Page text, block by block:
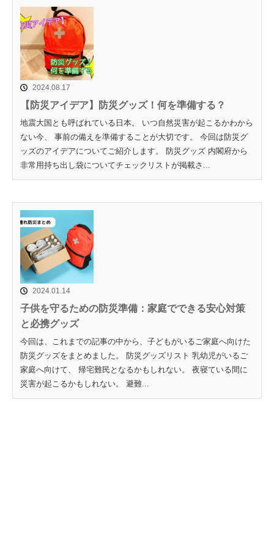
2024.08.17
【防災アイデア】防災グッズ！何を準備する？
地震大国とも呼ばれている日本。 いつ自然災害が起こるかわから
ない今、 事前の備えを準備することが大切です。 今回は防災グ
ッズのアイデアについてご紹介します。 防災グッズ 内閣府から
非常用持ち出し袋についてチェックリストが掲載さ...
2024.01.14
子供を守るための防災準備：家庭でできる安心対策
と必携グッズ
今回は、これまでの記事の中から、子どもがいるご家庭へ向けた
防災グッズをまとめました。 防災グッズリスト 乳幼児がいるご
家庭へ向けて、 帰宅難民となるかもしれない。 夜寝ている間に
災害が起こるかもしれない。 避難...